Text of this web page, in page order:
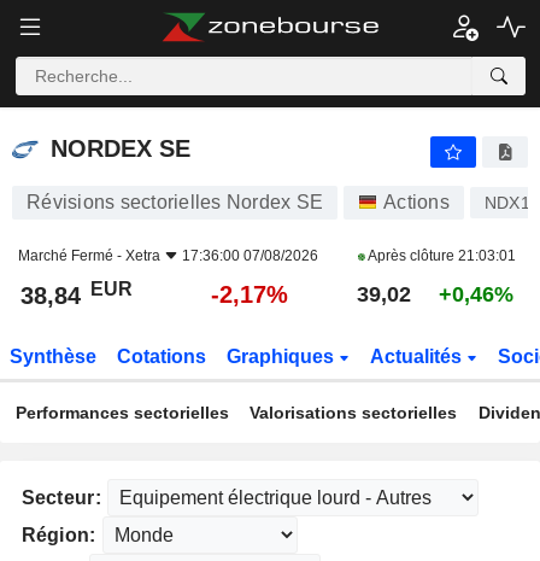
NORDEX SE
NORDEX SE
Révisions sectorielles Nordex SE Actions NDX1
Marché Fermé - Xetra 17:36:00 07/08/2026 Après clôture 21:03:01
38,84 EUR -2,17% 39,02 +0,46%
Synthèse Cotations Graphiques Actualités
Performances sectorielles Valorisations sectorielles
Secteur:
Région: